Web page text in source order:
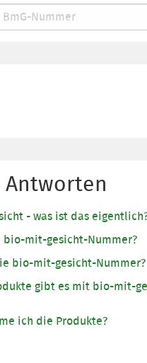
- was ist das
bio-mit-gesicht-Nummer?
bio-mit-gesicht-Nummer?
gibt es mit bio-mit-
ich die Produkte?